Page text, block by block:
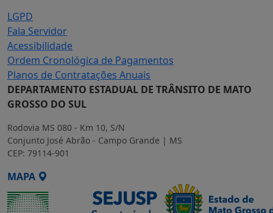
LGPD
Fala Servidor
Acessibilidade
Ordem Cronológica de Pagamentos
Planos de Contratações Anuais
DEPARTAMENTO ESTADUAL DE TRÂNSITO DE MATO
GROSSO DO SUL
Rodovia MS 080 - Km 10, S/N
Conjunto José Abrão - Campo Grande | MS
CEP: 79114-901
MAPA